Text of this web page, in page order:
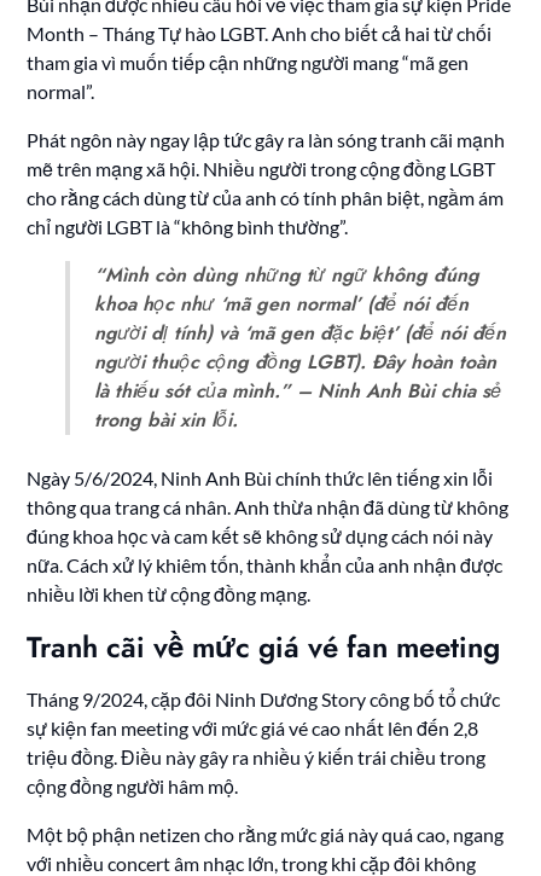
Month – Tháng Tự hào LGBT. Anh cho biết cả hai từ chối
tham gia vì muốn tiếp cận những người mang “mã gen
normal”.
Phát ngôn này ngay lập tức gây ra làn sóng tranh cãi mạnh
mẽ trên mạng xã hội. Nhiều người trong cộng đồng LGBT
cho rằng cách dùng từ của anh có tính phân biệt, ngầm ám
chỉ người LGBT là “không bình thường”.
“Mình còn dùng những từ ngữ không đúng
khoa học như ‘mã gen normal’ (để nói đến
người dị tính) và ‘mã gen đặc biệt’ (để nói đến
người thuộc cộng đồng LGBT). Đây hoàn toàn
là thiếu sót của mình.” – Ninh Anh Bùi chia sẻ
trong bài xin lỗi.
Ngày 5/6/2024, Ninh Anh Bùi chính thức lên tiếng xin lỗi
thông qua trang cá nhân. Anh thừa nhận đã dùng từ không
đúng khoa học và cam kết sẽ không sử dụng cách nói này
nữa. Cách xử lý khiêm tốn, thành khẩn của anh nhận được
nhiều lời khen từ cộng đồng mạng.
Tranh cãi về mức giá vé fan meeting
Tháng 9/2024, cặp đôi Ninh Dương Story công bố tổ chức
sự kiện fan meeting với mức giá vé cao nhất lên đến 2,8
triệu đồng. Điều này gây ra nhiều ý kiến trái chiều trong
cộng đồng người hâm mộ.
Một bộ phận netizen cho rằng mức giá này quá cao, ngang
với nhiều concert âm nhạc lớn, trong khi cặp đôi không